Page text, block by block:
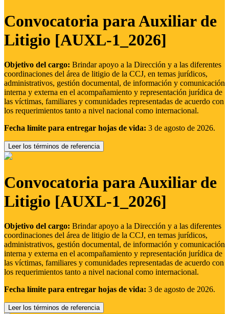
Convocatoria para Auxiliar de
Litigio [AUXL-1_2026]
Objetivo del cargo: Brindar apoyo a la Dirección y a las diferentes
coordinaciones del área de litigio de la CCJ, en temas jurídicos,
administrativos, gestión documental, de información y comunicación
interna y externa en el acompañamiento y representación jurídica de
las víctimas, familiares y comunidades representadas de acuerdo con
los requerimientos tanto a nivel nacional como internacional.
Fecha límite para entregar hojas de vida: 3 de agosto de 2026.
Leer los términos de referencia
Convocatoria para Auxiliar de
Litigio [AUXL-1_2026]
Objetivo del cargo: Brindar apoyo a la Dirección y a las diferentes
coordinaciones del área de litigio de la CCJ, en temas jurídicos,
administrativos, gestión documental, de información y comunicación
interna y externa en el acompañamiento y representación jurídica de
las víctimas, familiares y comunidades representadas de acuerdo con
los requerimientos tanto a nivel nacional como internacional.
Fecha límite para entregar hojas de vida: 3 de agosto de 2026.
Leer los términos de referencia